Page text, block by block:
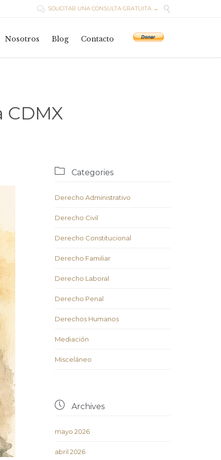
 SOLICITAR UNA CONSULTA GRATUITA → 
Nosotros Blog Contacto
 Categories
Derecho Administrativo
Derecho Civil
Derecho Constitucional
Derecho Familiar
Derecho Laboral
Derecho Penal
Derechos Humanos
Mediación
Misceláneo
 Archives
mayo 2026
abril 2026